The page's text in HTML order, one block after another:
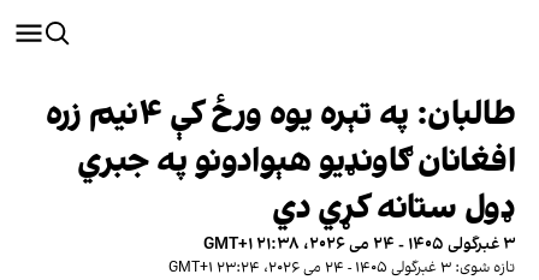
طالبان: په تېره یوه ورځ کې ۴نیم زره
افغانان ګاونډیو هېوادونو په جبري
ډول ستانه کړي دي
۳ غبرگولی ۱۴۰۵ - ۲۴ می ۲۰۲۶، ۲۱:۳۸ GMT+۱
تازه شوی: ۳ غبرگولی ۱۴۰۵ - ۲۴ می ۲۰۲۶، ۲۳:۲۴ GMT+۱